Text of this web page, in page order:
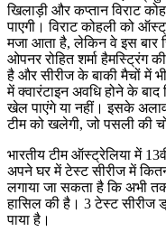
खिलाड़ी और कप्तान विराट
पाएगी। विराट कोहली को
मजा आता है, लेकिन वे इस बार
ओपनर रोहित शर्मा
है और सीरीज के बाकी मैचों में
में क्वारंटाइन अवधि होने के
खेल पाएंगे या नहीं। इसके
टीम को खलेगी, जो पसली की
भारतीय टीम ऑस्ट्रेलिया में
अपने घर में टेस्ट सीरीज में
लगाया जा सकता है कि अभी
हासिल की है। 3 टेस्ट सीरीज
पाया है।